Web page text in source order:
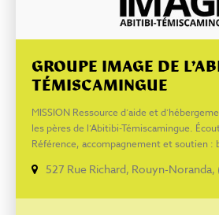
GROUPE IMAGE DE
TÉMISCAMINGUE
MISSION Ressource d’aide et
les pères de l’Abitibi-Témiscamingue.
Référence, accompagnement et soutien :
Facebook : www.facebook.com/
527 Rue Richard, Rouyn-Noranda,